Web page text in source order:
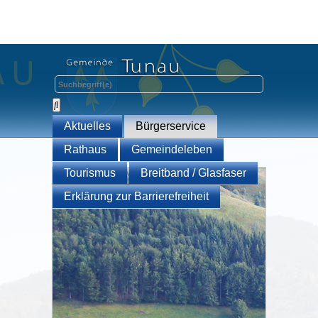
Aktuelles
Bürgerservice
Rathaus
Gemeindeleben
Tourismus
Breitband / Glasfaser
Erklärung zur Barrierefreiheit